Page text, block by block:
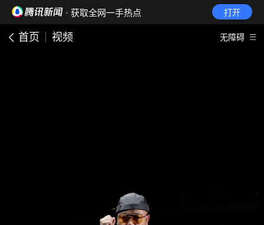
· 获取全网一手热点 打开
首页 视频 无障碍